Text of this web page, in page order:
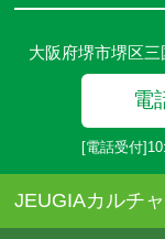
だきます。
大阪府堺市堺区
電
[電話受付
JEUGIAカルチ